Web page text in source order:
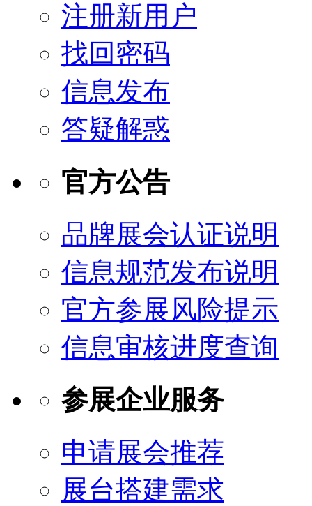
注册新用户
找回密码
信息发布
答疑解惑
官方公告
品牌展会认证说明
信息规范发布说明
官方参展风险提示
信息审核进度查询
参展企业服务
申请展会推荐
展台搭建需求